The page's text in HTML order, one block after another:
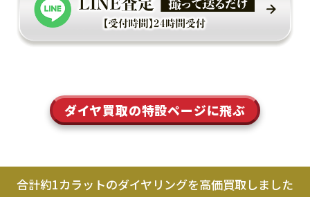
ダイヤ買取の特設ページに飛ぶ
合計約1カラットのダイヤリングを高価買取しました